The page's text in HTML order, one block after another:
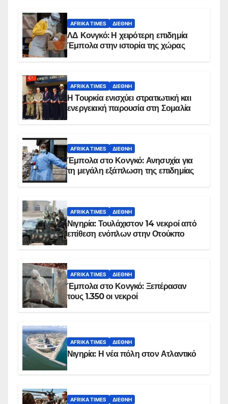
AFRIKA TIMES ΔΙΕΘΝΉ
ΛΔ Κονγκό: Η χειρότερη επιδημία
Έμπολα στην ιστορία της χώρας
AFRIKA TIMES ΔΙΕΘΝΉ
Η Τουρκία ενισχύει στρατιωτική και
ενεργειακή παρουσία στη Σομαλία
AFRIKA TIMES ΔΙΕΘΝΉ
Έμπολα στο Κονγκό: Ανησυχία για
τη μεγάλη εξάπλωση της επιδημίας
AFRIKA TIMES ΔΙΕΘΝΉ
Νιγηρία: Τουλάχιστον 14 νεκροί από
επίθεση ενόπλων στην Οτούκπο
AFRIKA TIMES ΔΙΕΘΝΉ
Έμπολα στο Κονγκό: Ξεπέρασαν
τους 1.350 οι νεκροί
AFRIKA TIMES ΔΙΕΘΝΉ
Νιγηρία: Η νέα πόλη στον Ατλαντικό
AFRIKA TIMES ΔΙΕΘΝΉ